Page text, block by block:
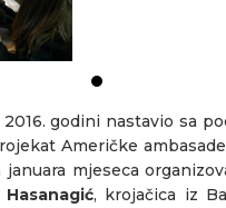
godini nastavio sa
Američke
mjeseca
Hasanagić, krojačica iz